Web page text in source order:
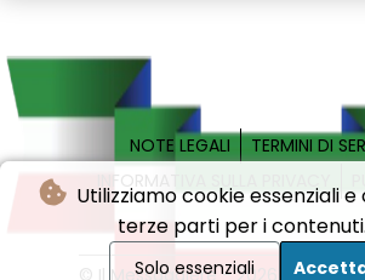
Utilizziamo cookie essenziali e
terze parti per i contenuti.
Solo essenziali
NOTE LEGALI
TERMINI DI
INFORMATIVA SULLA PRIVACY